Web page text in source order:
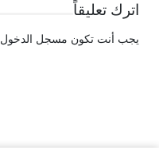
اترك تعليقاً
يجب أنت تكون مسجل الدخول